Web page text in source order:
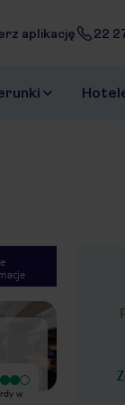
aplikację 22
Next slide
1/38
w
Bardzo